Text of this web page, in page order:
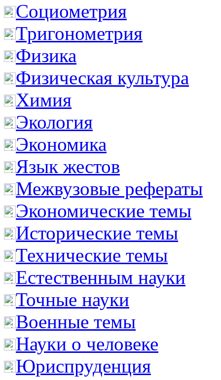
Социометрия
Тригонометрия
Физика
Физическая культура
Химия
Экология
Экономика
Язык жестов
Межвузовые рефераты
Экономические темы
Исторические темы
Технические темы
Естественным науки
Точные науки
Военные темы
Науки о человеке
Юриспруденция